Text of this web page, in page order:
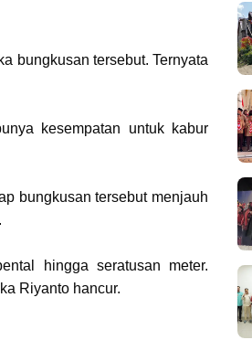
bungkusan tersebut. Ternyata
kesempatan untuk kabur
bungkusan tersebut menjauh
hingga seratusan meter.
Riyanto hancur.